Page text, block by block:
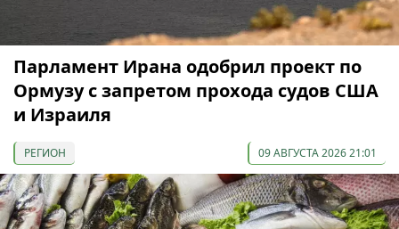
Парламент Ирана одобрил проект по
Ормузу с запретом прохода судов США
и Израиля
РЕГИОН 09 АВГУСТА 2026 21:01